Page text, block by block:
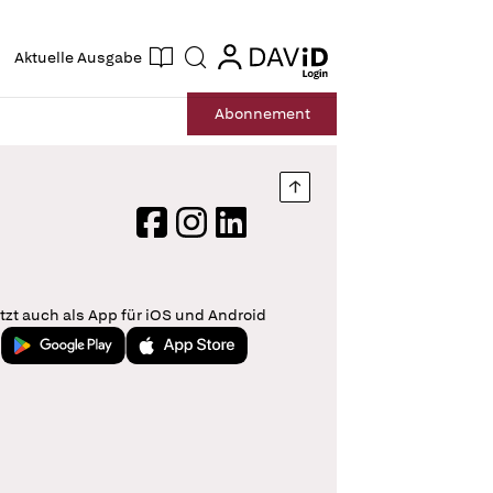
Aktuelle Ausgabe Suche login
login
Abonnement
Nach oben springen
FacebookInstagram
LinkedIn
auch als App für iOS und Android
Jetzt bei Google PlayLaden im App Store